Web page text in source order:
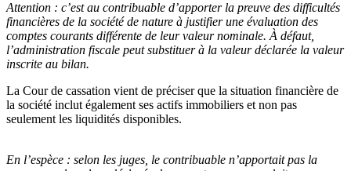
Attention : c’est au contribuable d’apporter la preuve des difficultés
financières de la société de nature à justifier une évaluation des
comptes courants différente de leur valeur nominale. À défaut,
l’administration fiscale peut substituer à la valeur déclarée la valeur
inscrite au bilan.
La Cour de cassation vient de préciser que la situation financière de
la société inclut également ses actifs immobiliers et non pas
seulement les liquidités disponibles.
En l’espèce : selon les juges, le contribuable n’apportait pas la